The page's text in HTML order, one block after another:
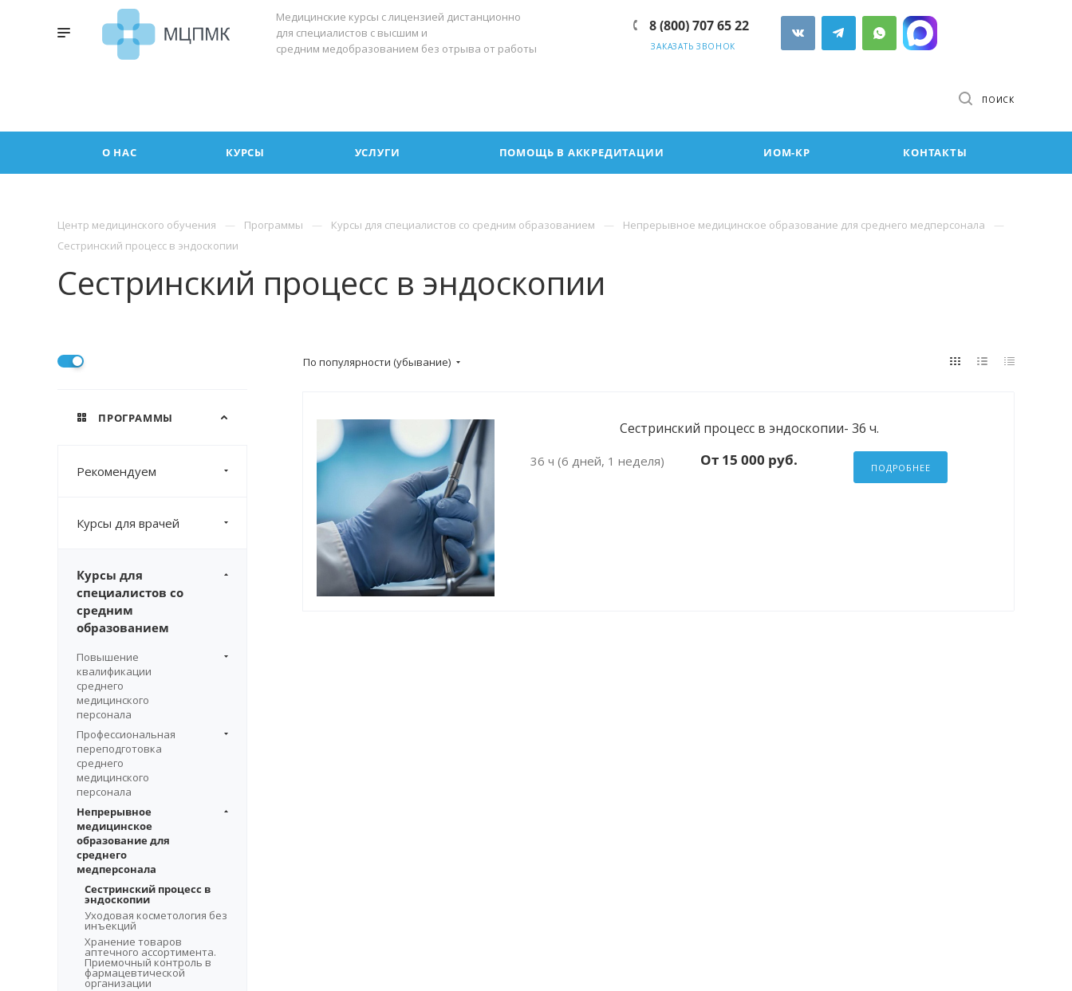
Медицинские курсы с лицензией дистанционно
для специалистов с высшим и
средним медобразованием без отрыва от работы
8 (800) 707 65 22
ЗАКАЗАТЬ ЗВОНОК
ПОИСК
О НАС КУРСЫ УСЛУГИ ПОМОЩЬ В АККРЕДИТАЦИИ ИОМ-КР КОНТАКТЫ
Центр медицинского обучения Программы Курсы для специалистов со средним образованием
Непрерывное медицинское образование для среднего медперсонала
Сестринский процесс в эндоскопии
Сестринский процесс в эндоскопии
ПРОГРАММЫ
Рекомендуем
Курсы для врачей
Курсы для
специалистов со
средним
образованием
Повышение
квалификации
среднего
медицинского
персонала
Профессиональная
переподготовка
среднего
медицинского
персонала
Непрерывное
медицинское
образование для
среднего
медперсонала
Сестринский процесс в
эндоскопии
Уходовая косметология без
инъекций
Хранение товаров
аптечного ассортимента.
Приемочный контроль в
фармацевтической
организации
По популярности (убывание)
Сестринский процесс в эндоскопии- 36 ч.
36 ч (6 дней, 1 неделя) От 15 000 руб. ПОДРОБНЕЕ